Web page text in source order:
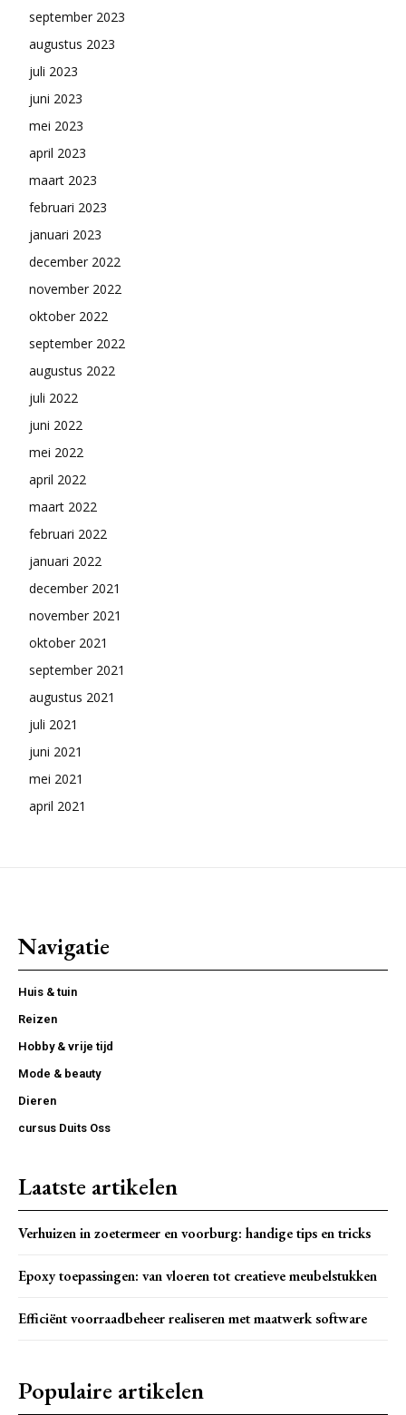
september 2023
augustus 2023
juli 2023
juni 2023
mei 2023
april 2023
maart 2023
februari 2023
januari 2023
december 2022
november 2022
oktober 2022
september 2022
augustus 2022
juli 2022
juni 2022
mei 2022
april 2022
maart 2022
februari 2022
januari 2022
december 2021
november 2021
oktober 2021
september 2021
augustus 2021
juli 2021
juni 2021
mei 2021
april 2021
Navigatie
Huis & tuin
Reizen
Hobby & vrije tijd
Mode & beauty
Dieren
cursus Duits Oss
Laatste artikelen
Verhuizen in zoetermeer en voorburg: handige tips en tricks
Epoxy toepassingen: van vloeren tot creatieve meubelstukken
Efficiënt voorraadbeheer realiseren met maatwerk software
Populaire artikelen